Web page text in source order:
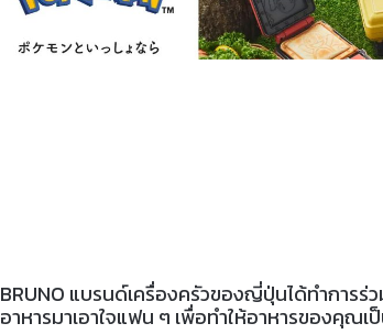
BRUNO แบรนด์เครื่องครัวของญี่ปุ่นได้ทำการ
อาหารมาเอาใจแฟน ๆ เพื่อทำให้อาหารของคุณเ